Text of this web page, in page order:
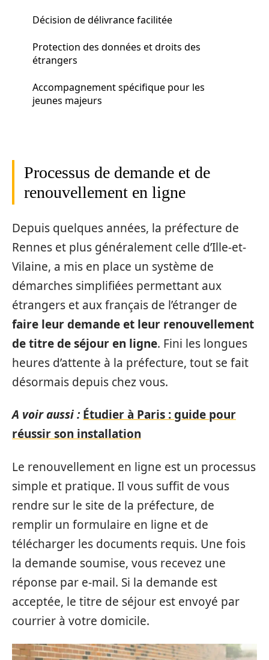
Décision de délivrance facilitée
Protection des données et droits des
étrangers
Accompagnement spécifique pour les
jeunes majeurs
Processus de demande et de
renouvellement en ligne
Depuis quelques années, la préfecture de
Rennes et plus généralement celle d’Ille-et-
Vilaine, a mis en place un système de
démarches simplifiées permettant aux
étrangers et aux français de l’étranger de
faire leur demande et leur renouvellement
de titre de séjour en ligne. Fini les longues
heures d’attente à la préfecture, tout se fait
désormais depuis chez vous.
A voir aussi : Étudier à Paris : guide pour
réussir son installation
Le renouvellement en ligne est un processus
simple et pratique. Il vous suffit de vous
rendre sur le site de la préfecture, de
remplir un formulaire en ligne et de
télécharger les documents requis. Une fois
la demande soumise, vous recevez une
réponse par e-mail. Si la demande est
acceptée, le titre de séjour est envoyé par
courrier à votre domicile.